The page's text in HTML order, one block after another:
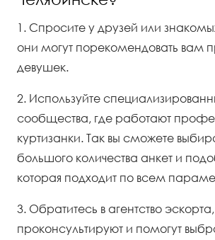
1. Спросите у друзей или
они могут порекомендовать вам
девушек.
2. Используйте
сообщества, где работают
куртизанки. Так вы сможете
большого количества анкет и
которая подходит по всем
3. Обратитесь в агентство
проконсультируют и помогут